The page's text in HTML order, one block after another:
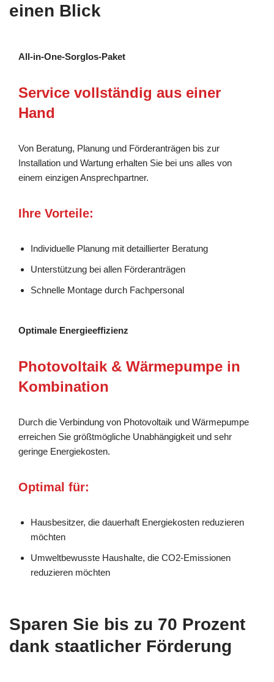
einen Blick
All-in-One-Sorglos-Paket
Service vollständig aus einer
Hand
Von Beratung, Planung und Förderanträgen bis zur
Installation und Wartung erhalten Sie bei uns alles von
einem einzigen Ansprechpartner.
Ihre Vorteile:
Individuelle Planung mit detaillierter Beratung
Unterstützung bei allen Förderanträgen
Schnelle Montage durch Fachpersonal
Optimale Energieeffizienz
Photovoltaik & Wärmepumpe in
Kombination
Durch die Verbindung von Photovoltaik und Wärmepumpe
erreichen Sie größtmögliche Unabhängigkeit und sehr
geringe Energiekosten.
Optimal für:
Hausbesitzer, die dauerhaft Energiekosten reduzieren
möchten
Umweltbewusste Haushalte, die CO2-Emissionen
reduzieren möchten
Sparen Sie bis zu 70 Prozent
dank staatlicher Förderung